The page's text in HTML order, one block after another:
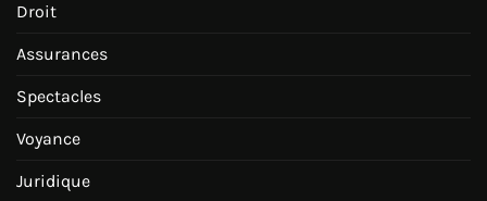
Droit
Assurances
Spectacles
Voyance
Juridique